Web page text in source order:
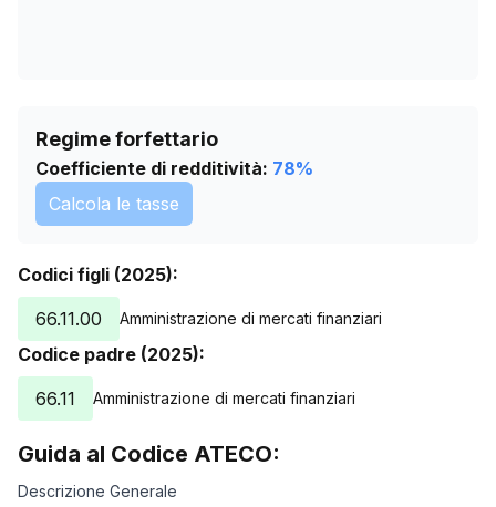
Regime forfettario
Coefficiente di redditività: 78%
Calcola le tasse
Codici figli (2025):
66.11.00
Amministrazione di mercati finanziari
Codice padre (2025):
66.11
Amministrazione di mercati finanziari
Guida al Codice ATECO:
Descrizione Generale